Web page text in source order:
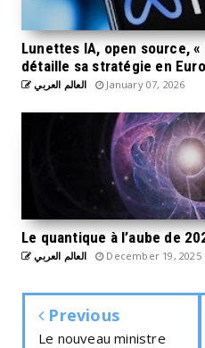
Lunettes IA, open source,
détaille sa stratégie en
العالم العربي January 07, 2026
Le quantique à l’aube de
العالم العربي December 19, 2025
Previous
Le nouveau ministre